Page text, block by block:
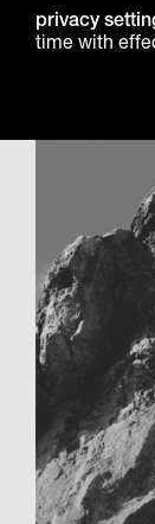
privacy
time with